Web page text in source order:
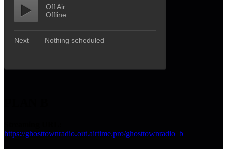
https://ghosttownradio.out.airtime.pro/ghosttownradio_b